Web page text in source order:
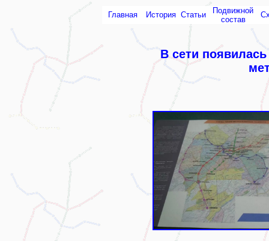
Главная История Статьи
Подвижной
состав
В сети